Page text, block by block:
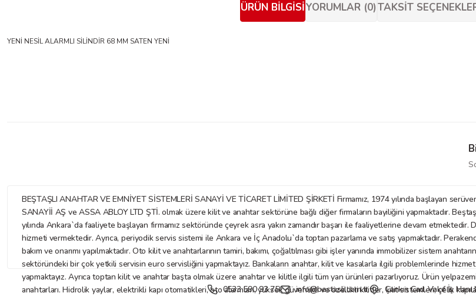
ÜRÜN BILGISIYORUMLAR (0)TAKSIT
YENİ NESİL ALARMLI SİLİNDİR 68 MM SATEN YENİ
Gönder
BEŞTAŞLI ANAHTAR VE EMNİYET SİSTEMLERİ SANAYİ VE TİCARET LİMİTED ŞİRKETİ Firmamız, 1974 yılında başlayan
SANAYİİ AŞ ve ASSA ABLOY LTD ŞTİ. olmak üzere kilit ve anahtar sektörüne bağlı diğer firmaların bayiliğini yapmaktadır.
yılında Ankara`da faaliyete başlayan firmamız sektöründe çeyrek asra yakın zamandır başarı ile faaliyetlerine devam
hizmeti vermektedir. Ayrıca, periyodik servis sistemi ile Ankara ve İç Anadolu`da toptan pazarlama ve satış yapmaktadır.
bakım ve onarımı yapılmaktadır. Oto kilit ve anahtarlarının tamiri, bakımı, çoğaltılması gibi işler yanında immobilizer sistem
sektöründeki bir çok yetkili servisin euro servisliğini yapmaktayız. Bankaların anahtar, kilit ve kasalarla ilgili problemlerinde
yapmaktayız. Ayrıca toptan kilit ve anahtar başta olmak üzere anahtar ve kilitle ilgili tüm yan ürünleri pazarlıyoruz. Ürün
anahtarları. Hidrolik yaylar, elektrikli kapı otomatikleri, oto alarmları, yüksek güvenlikli ve özellikli kilitler, kilit sistemleri; çelik
0533 590 93 75 info@bestasli.com.tr Çankırı Cad. Vakıf İş